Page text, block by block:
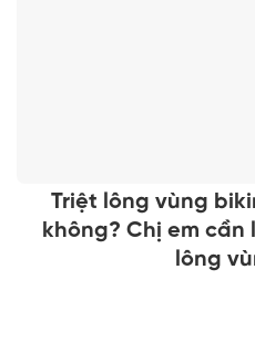
Triệt lông vùng
không? Chị em
lông